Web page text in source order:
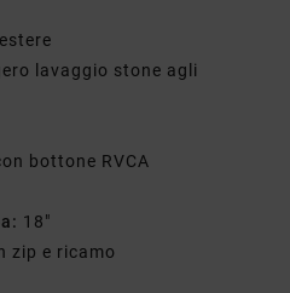
lavaggio stone agli
bottone RVCA
18"
zip e ricamo